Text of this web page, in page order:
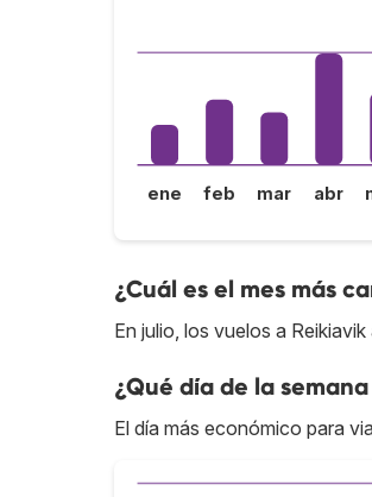
ene feb mar abr
¿Cuál es el mes más
En julio, los vuelos a
¿Qué día de la
El día más económico para